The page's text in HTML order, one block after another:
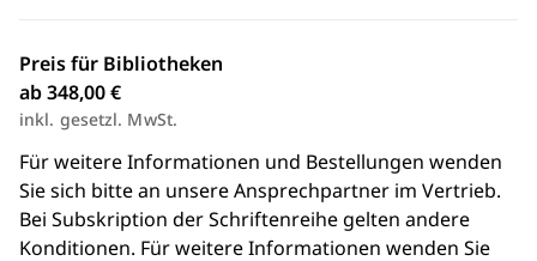
Preis für Bibliotheken
ab 348,00 €
inkl. gesetzl. MwSt.
Für weitere Informationen und Bestellungen wenden
Sie sich bitte an unsere Ansprechpartner im Vertrieb.
Bei Subskription der Schriftenreihe gelten andere
Konditionen. Für weitere Informationen wenden Sie